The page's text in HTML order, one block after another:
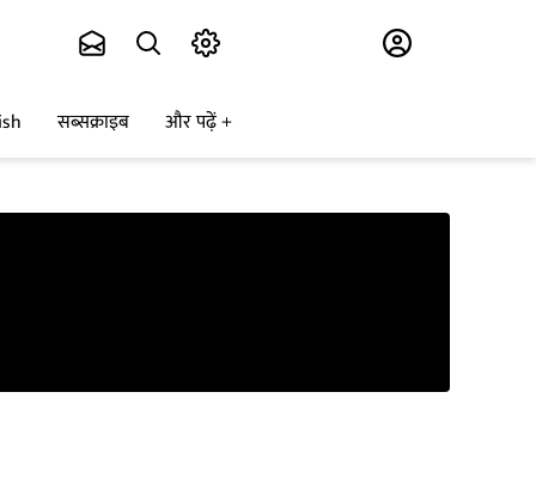
सब्सक्राइब और पढ़ें